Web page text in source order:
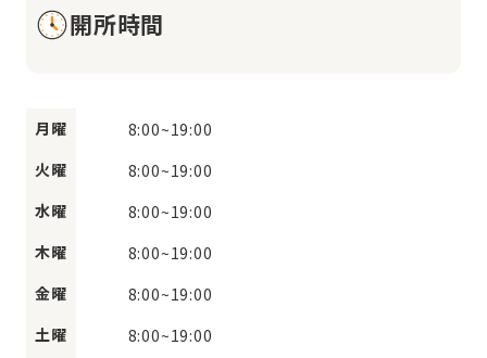
開所時間
月曜 8:00~19:00
火曜
8:00~19:00
水曜
8:00~19:00
木曜
8:00~19:00
金曜
8:00~19:00
土曜
8:00~19:00